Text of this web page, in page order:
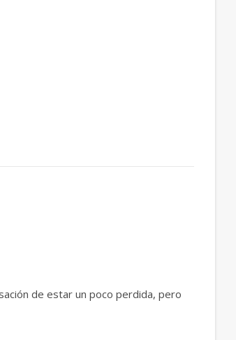
de estar un poco perdida, pero